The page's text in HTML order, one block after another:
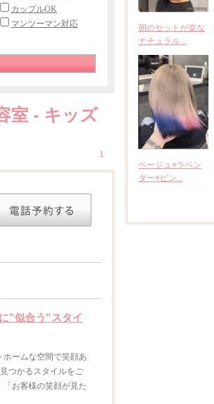
カップルOK
マンツーマン対応
室 - キッズ
1
”似合う”スタイ
ームな空間で笑顔あ
つかるスタイルをご
お客様の笑顔が見た
朝のセットが楽な
ナチュラル...
ベージュ×ラベン
ダー×ピン...